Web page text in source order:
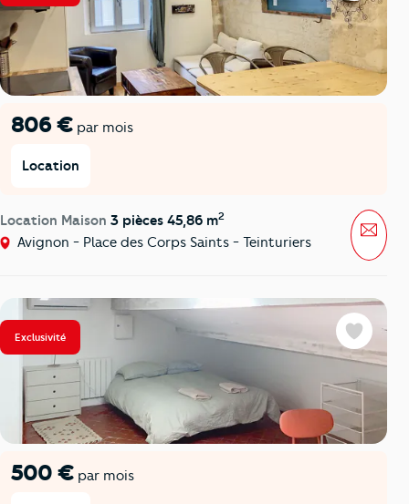
806 € par mois
Location
Location Maison 3 pièces 45,86 m2
Avignon - Place des Corps Saints - Teinturiers
Exclusivité
500 € par mois
Favoris